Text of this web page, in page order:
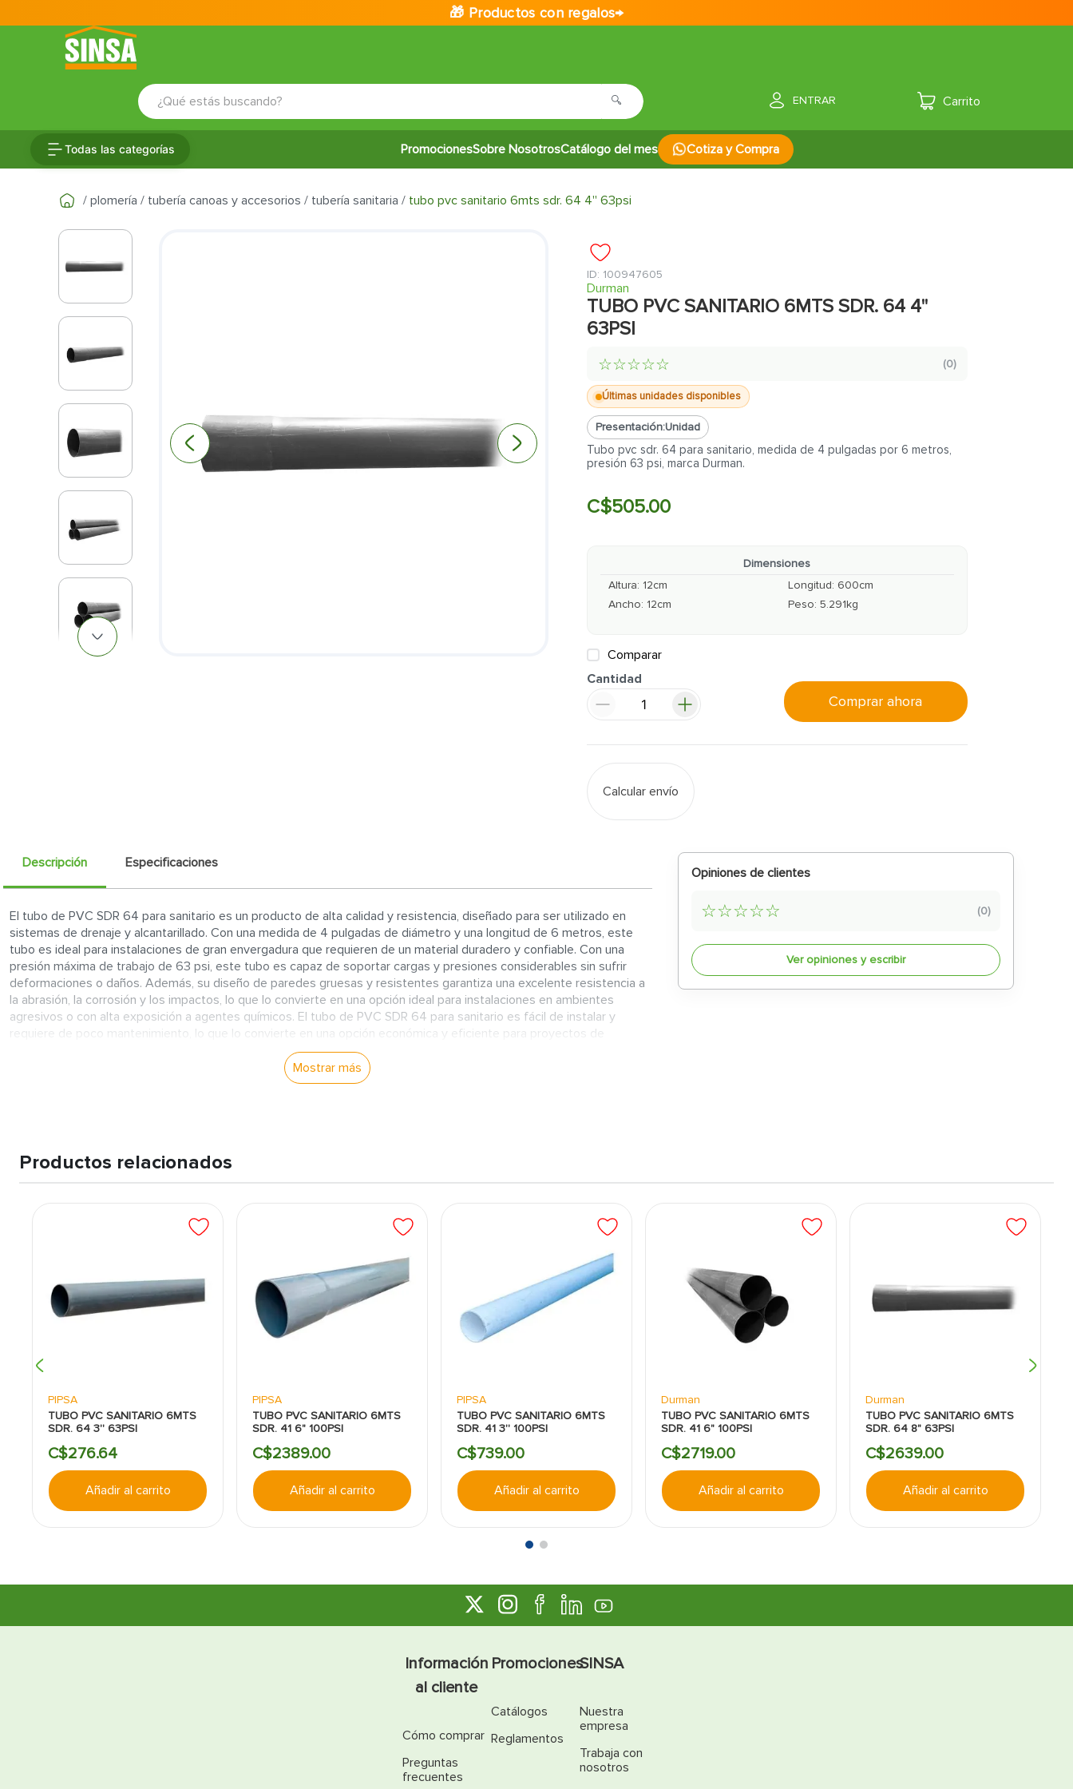
🎁 Productos con regalos→
¿Qué estás buscando?
ENTRAR
Todas las categorías PromocionesSobre NosotrosCatálogo del mes Cotiza y Compra
plomería tubería canoas y accesorios tubería sanitaria tubo pvc sanitario 6mts sdr. 64 4'' 63psi
: 100947605
Durman
TUBO PVC SANITARIO 6MTS SDR. 64 4''
63PSI
☆☆☆☆☆ (0)
Últimas unidades disponibles
Presentación:Unidad
Tubo pvc sdr. 64 para sanitario, medida de 4 pulgadas por 6 metros,
presión 63 psi, marca Durman.
C$505.00
Dimensiones
Altura: 12cm Longitud: 600cm
Ancho: 12cm Peso: 5.291kg
Comparar
Cantidad
Comprar ahora
Calcular envío
Descripción Especificaciones
El tubo de PVC SDR 64 para sanitario es un producto de alta calidad y resistencia, diseñado para ser utilizado en
sistemas de drenaje y alcantarillado. Con una medida de 4 pulgadas de diámetro y una longitud de 6 metros, este
tubo es ideal para instalaciones de gran envergadura que requieren de un material duradero y confiable. Con una
presión máxima de trabajo de 63 psi, este tubo es capaz de soportar cargas y presiones considerables sin sufrir
deformaciones o daños. Además, su diseño de paredes gruesas y resistentes garantiza una excelente resistencia a
la abrasión, la corrosión y los impactos, lo que lo convierte en una opción ideal para instalaciones en ambientes
agresivos o con alta exposición a agentes químicos. El tubo de PVC SDR 64 para sanitario es fácil de instalar y
requiere de poco mantenimiento, lo que lo convierte en una opción económica y eficiente para proyectos de
construcción y renovación. Su diseño de acoplamiento hermético permite una conexión segura y confiable con otros
elementos del sistema, lo que garantiza una óptima eficiencia y rendimiento. En resumen, el tubo de PVC SDR 64
para sanitario es un producto de alta calidad y resistencia, diseñado para satisfacer las necesidades de los sistemas
Mostrar más
Opiniones de clientes
☆☆☆☆☆ (0)
Ver opiniones y escribir
Productos relacionados
PIPSA
TUBO PVC SANITARIO 6MTS
SDR. 64 3'' 63PSI
C$276.64
Añadir al carrito
PIPSA
TUBO PVC SANITARIO 6MTS
SDR. 41 6" 100PSI
C$2389.00
Añadir al carrito
PIPSA
TUBO PVC SANITARIO 6MTS
SDR. 41 3'' 100PSI
C$739.00
Añadir al carrito
Durman
TUBO PVC SANITARIO 6MTS
SDR. 41 6" 100PSI
C$2719.00
Añadir al carrito
Durman
TUBO PVC SANITARIO 6MTS
SDR. 64 8" 63PSI
C$2639.00
Añadir al carrito
Información
al cliente
Cómo comprar
Preguntas
frecuentes
Promociones
Catálogos
Reglamentos
SINSA
Nuestra
empresa
Trabaja con
nosotros
6.
.
9.
10